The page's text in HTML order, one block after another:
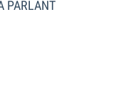
PARLANT